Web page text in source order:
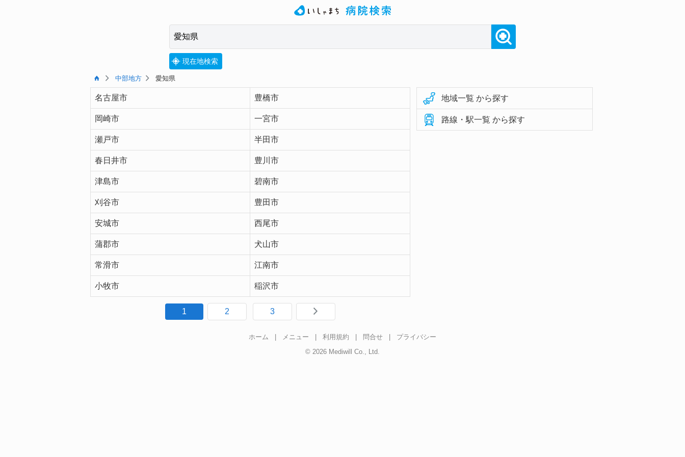
現在地検索
中部地方 愛知県
名古屋市 豊橋市
岡崎市 一宮市
瀬戸市 半田市
春日井市 豊川市
津島市 碧南市
刈谷市 豊田市
安城市 西尾市
蒲郡市 犬山市
常滑市 江南市
小牧市 稲沢市
1 2 3
地域一覧 から探す
路線・駅一覧 から探す
ホーム メニュー 利用規約 問合せ
プライバシー
© 2026 Mediwill Co., Ltd.